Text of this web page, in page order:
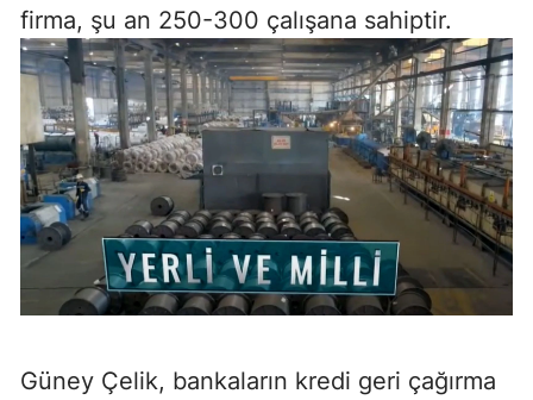
firma, şu an 250-300 çalışana sahiptir.
Güney Çelik, bankaların kredi geri çağırma